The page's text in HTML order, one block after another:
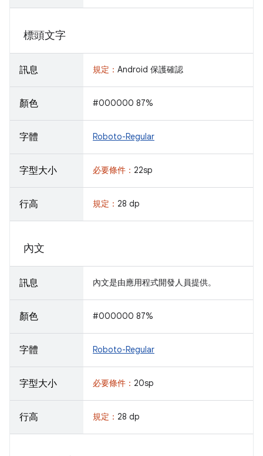
標頭文字
訊息 規定： Android 保護確認
顏色 #000000 87%
字體 Roboto-Regular
字型大小 必要條件： 22sp
行高 規定： 28 dp
內文
訊息 內文是由應用程式開發人員提供。
顏色 #000000 87%
字體 Roboto-Regular
字型大小 必要條件： 20sp
行高 規定： 28 dp